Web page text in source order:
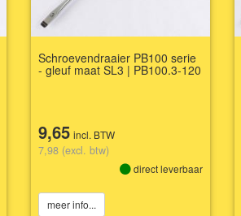
Schroevendraaier PB100 serie
- gleuf maat SL3 | PB100.3-120
9,65 incl. BTW
7,98 (excl. btw)
direct leverbaar
meer info...